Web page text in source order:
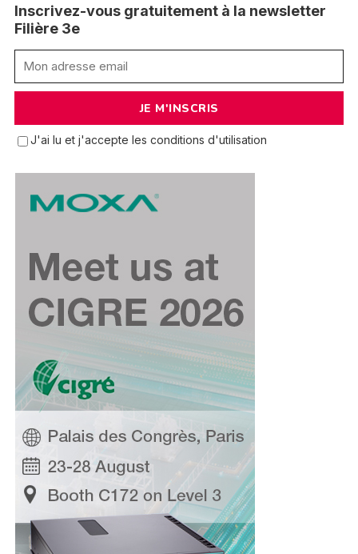
Inscrivez-vous gratuitement à la newsletter
Filière 3e
J'ai lu et j'accepte les conditions d'utilisation